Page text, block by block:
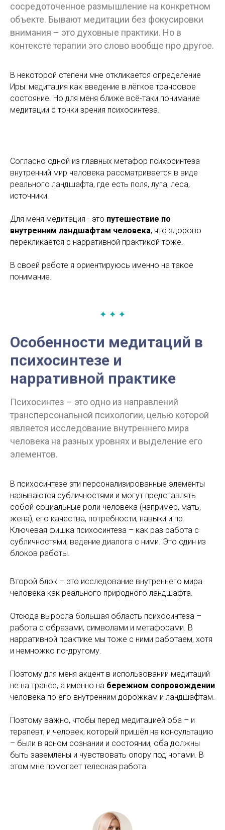
сосредоточенное размышление на конкретном
объекте. Бывают медитации без фокусировки
внимания – это духовные практики. Но в
контексте терапии это слово вообще про другое.
В некоторой степени мне откликается определение
Иры: медитация как введение в лёгкое трансовое
состояние. Но для меня ближе всё-таки понимание
медитации с точки зрения психосинтеза.
Согласно одной из главных метафор психосинтеза
внутренний мир человека рассматривается в виде
реального ландшафта, где есть поля, луга, леса,
источники.
Для меня медитация - это путешествие по
внутренним ландшафтам человека, что здорово
перекликается с нарративной практикой тоже.
В своей работе я ориентируюсь именно на такое
понимание.
Особенности медитаций в
психосинтезе и
нарративной практике
Психосинтез – это одно из направлений
трансперсональной психологии, целью которой
является исследование внутреннего мира
человека на разных уровнях и выделение его
элементов.
В психосинтезе эти персонализированные элементы
называются субличностями и могут представлять
собой социальные роли человека (например, мать,
жена), его качества, потребности, навыки и пр.
Ключевая фишка психосинтеза – как раз работа с
субличностями, ведение диалога с ними. Это один из
блоков работы.
Второй блок – это исследование внутреннего мира
человека как реального природного ландшафта.
Отсюда выросла большая область психосинтеза –
работа с образами, символами и метафорами. В
нарративной практике мы тоже с ними работаем, хотя
и немножко по-другому.
Поэтому для меня акцент в использовании медитаций
не на трансе, а именно на бережном сопровождении
человека по его внутренним дорожкам и ландшафтам.
Поэтому важно, чтобы перед медитацией оба – и
терапевт, и человек, который пришёл на консультацию
– были в ясном сознании и состоянии, оба должны
быть заземлены и чувствовать опору под ногами. В
этом мне помогает телесная работа.